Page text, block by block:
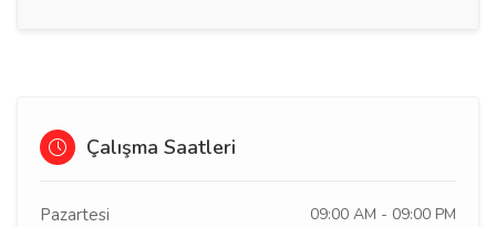
Çalışma Saatleri
Pazartesi 09:00 AM - 09:00 PM